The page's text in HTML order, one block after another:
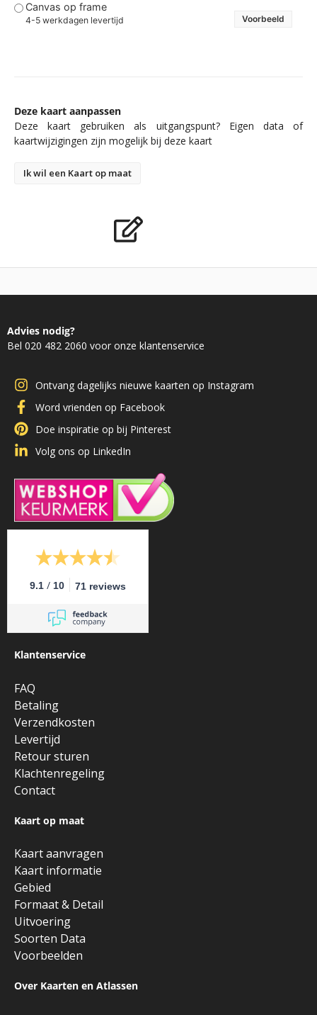
Canvas op frame
4-5 werkdagen levertijd Voorbeeld
Deze kaart aanpassen
Deze kaart gebruiken als uitgangspunt? Eigen data of
kaartwijzigingen zijn mogelijk bij deze kaart
Ik wil een Kaart op maat
Advies nodig?
Bel 020 482 2060 voor onze klantenservice
Ontvang dagelijks nieuwe kaarten op Instagram
Word vrienden op Facebook
Doe inspiratie op bij Pinterest
Volg ons op LinkedIn
9.1 / 10 71 reviews
Klantenservice
FAQ
Betaling
Verzendkosten
Levertijd
Retour sturen
Klachtenregeling
Contact
Kaart op maat
Kaart aanvragen
Kaart informatie
Gebied
Formaat & Detail
Uitvoering
Soorten Data
Voorbeelden
Over Kaarten en Atlassen